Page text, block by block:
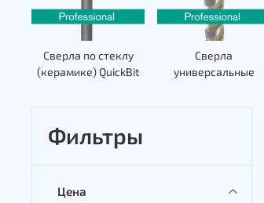
Сверла по стеклу
(керамике) QuickBit
Сверла
универсальные
Фильтры
Цена